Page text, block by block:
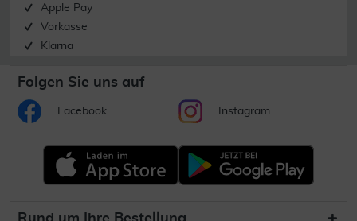
Apple Pay
Vorkasse
Klarna
Folgen Sie uns auf
Facebook Instagram